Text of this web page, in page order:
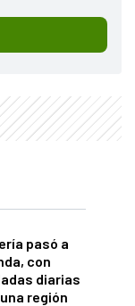
pasó a
con
diarias
región